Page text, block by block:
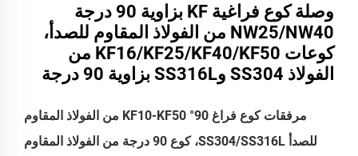
وصلة كوع فراغية KF بزاوية 90 درجة
NW25/NW40 من الفولاذ المقاوم للصدأ،
كوعات KF16/KF25/KF40/KF50 من
الفولاذ SS304 وSS316L بزاوية 90 درجة
مرفقات كوع فراغ 90° KF10-KF50 من الفولاذ المقاوم
للصدأ SS304/SS316L، كوع 90 درجة من الفولاذ المقاوم